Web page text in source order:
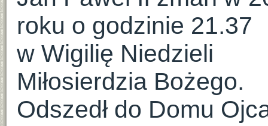
roku o godzinie 21.37
w Wigilię Niedzieli
Miłosierdzia Bożego.
Odszedł do Domu